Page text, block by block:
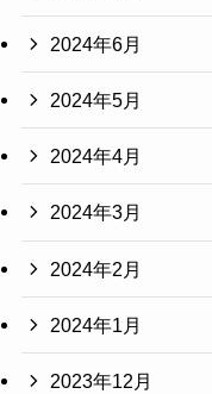
2024年6月
2024年5月
2024年4月
2024年3月
2024年2月
2024年1月
2023年12月